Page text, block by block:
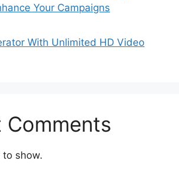
Your Campaigns
With Unlimited HD Video
Comments
to show.